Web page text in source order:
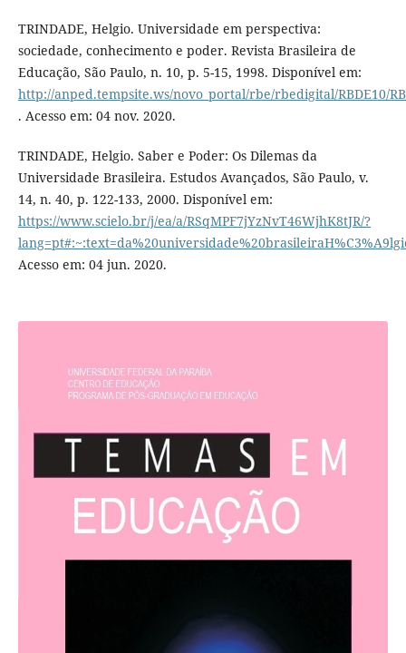
TRINDADE, Helgio. Universidade em perspectiva:
sociedade, conhecimento e poder. Revista Brasileira de
Educação, São Paulo, n. 10, p. 5-15, 1998. Disponível em:
http://anped.tempsite.ws/novo_portal/rbe/rbedigital/RBDE10/
. Acesso em: 04 nov. 2020.
TRINDADE, Helgio. Saber e Poder: Os Dilemas da
Universidade Brasileira. Estudos Avançados, São Paulo, v.
14, n. 40, p. 122-133, 2000. Disponível em:
https://www.scielo.br/j/ea/a/RSqMPF7jYzNvT46WjhK8tJR/?
Acesso em: 04 jun. 2020.